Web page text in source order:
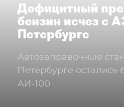
Дефицитный
бензин исчез с
Петербурге
Автозаправочные
Петербурге остались
АИ-100